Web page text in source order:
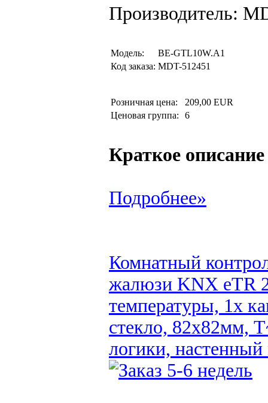
Производитель:
Модель:
BE-GTL10W.A1
Код заказа: MDT-512451
Розничная цена:
209,00 EUR
Ценовая группа:
6
Краткое описание
Подробнее»
Комнатный
жалюзи KNX eTR
температуры, 1x
стекло, 82x82мм,
логики,